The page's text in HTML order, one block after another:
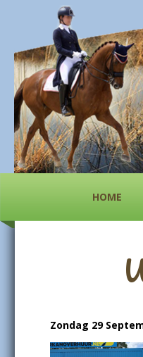
HOME
Zondag 29